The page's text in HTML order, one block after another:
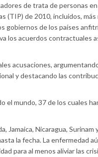
de trata de personas
(TIP) de 2010, incluidos,
gobiernos de los países
los acuerdos contractuales
acusaciones,
y destacando las
el mundo, 37 de los cuales
Jamaica, Nicaragua, Surinam
la fecha. La enfermedad
para al menos aliviar las